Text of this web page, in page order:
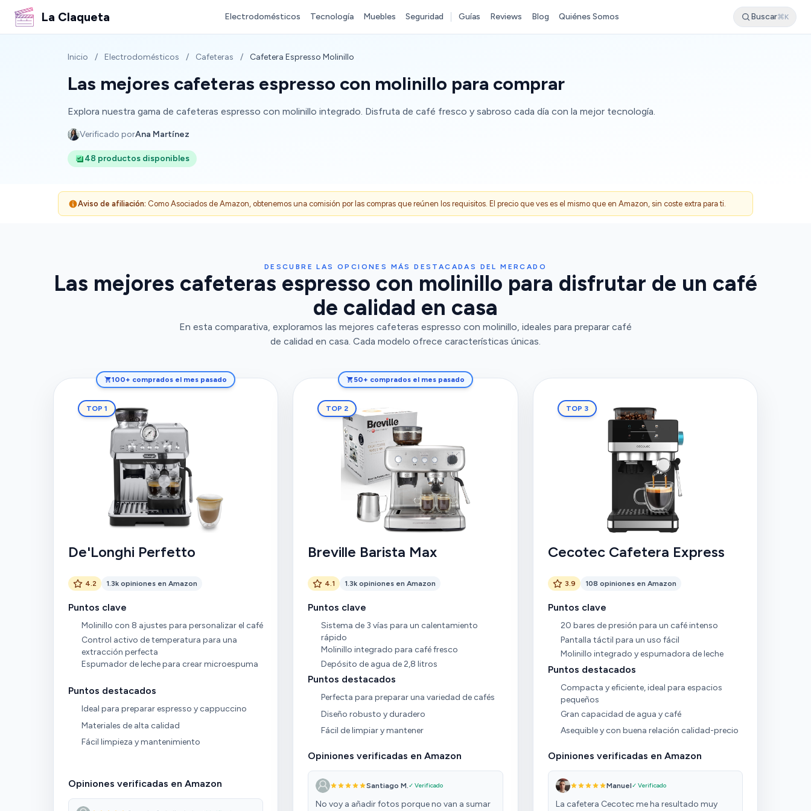
La Claqueta Electrodomésticos Tecnología Muebles Seguridad Guías Reviews Blog Quiénes Somos Buscar⌘K
Inicio / Electrodomésticos / Cafeteras / Cafetera Espresso Molinillo
Las mejores cafeteras espresso con molinillo para comprar
Explora nuestra gama de cafeteras espresso con molinillo integrado. Disfruta de café fresco y sabroso cada día con la mejor tecnología.
Verificado porAna Martínez
48 productos disponibles
Aviso de afiliación: Como Asociados de Amazon, obtenemos una comisión por las compras que reúnen los requisitos. El precio que ves es el mismo que en Amazon, sin coste extra para ti.
DESCUBRE LAS OPCIONES MÁS DESTACADAS DEL MERCADO
Las mejores cafeteras espresso con molinillo para disfrutar de un café
de calidad en casa
En esta comparativa, exploramos las mejores cafeteras espresso con molinillo, ideales para preparar café
de calidad en casa. Cada modelo ofrece características únicas.
100+ comprados el mes pasado
TOP 1
De'Longhi Perfetto
4.2 1.3k opiniones en Amazon
Puntos clave
Molinillo con 8 ajustes para personalizar el café
Control activo de temperatura para una
extracción perfecta
Espumador de leche para crear microespuma
Puntos destacados
Ideal para preparar espresso y cappuccino
Materiales de alta calidad
Fácil limpieza y mantenimiento
Opiniones verificadas en Amazon
50+ comprados el mes pasado
TOP 2
Breville Barista Max
4.1 1.3k opiniones en Amazon
Puntos clave
Sistema de 3 vías para un calentamiento
rápido
Molinillo integrado para café fresco
Depósito de agua de 2,8 litros
Puntos destacados
Perfecta para preparar una variedad de cafés
Diseño robusto y duradero
Fácil de limpiar y mantener
Opiniones verificadas en Amazon
Santiago M.✓ Verificado
No voy a añadir fotos porque no van a sumar
TOP 3
Cecotec Cafetera Express
3.9 108 opiniones en Amazon
Puntos clave
20 bares de presión para un café intenso
Pantalla táctil para un uso fácil
Molinillo integrado y espumadora de leche
Puntos destacados
Compacta y eficiente, ideal para espacios
pequeños
Gran capacidad de agua y café
Asequible y con buena relación calidad-precio
Opiniones verificadas en Amazon
Manuel✓ Verificado
La cafetera Cecotec me ha resultado muy